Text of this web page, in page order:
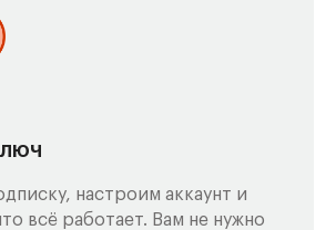
настроим аккаунт и
всё работает. Вам не нужно